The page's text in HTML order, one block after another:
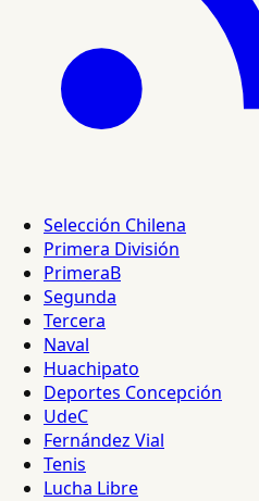
Selección Chilena
Primera División
PrimeraB
Segunda
Tercera
Naval
Huachipato
Deportes Concepción
UdeC
Fernández Vial
Tenis
Lucha Libre